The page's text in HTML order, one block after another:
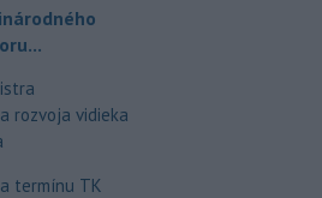
rozvoja vidieka
termínu TK